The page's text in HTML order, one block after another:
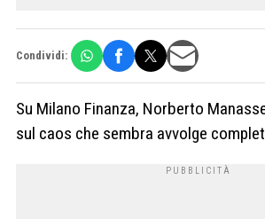
Condividi:
Su Milano Finanza, Norberto
sul caos che sembra avvolge